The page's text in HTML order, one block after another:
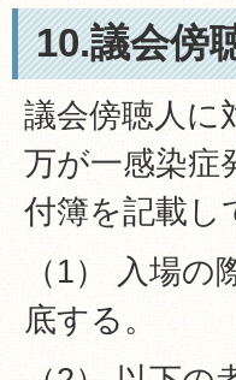
10.議会傍
議会傍聴人に
万が一感染症
付簿を記載し
（1） 入場
底する。